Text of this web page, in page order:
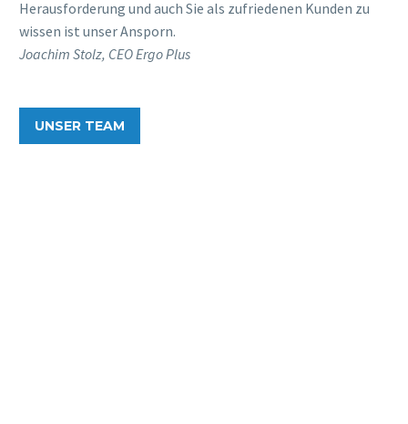
Herausforderung und auch Sie als zufriedenen Kunden zu
wissen ist unser Ansporn.
Joachim Stolz, CEO Ergo Plus
UNSER TEAM